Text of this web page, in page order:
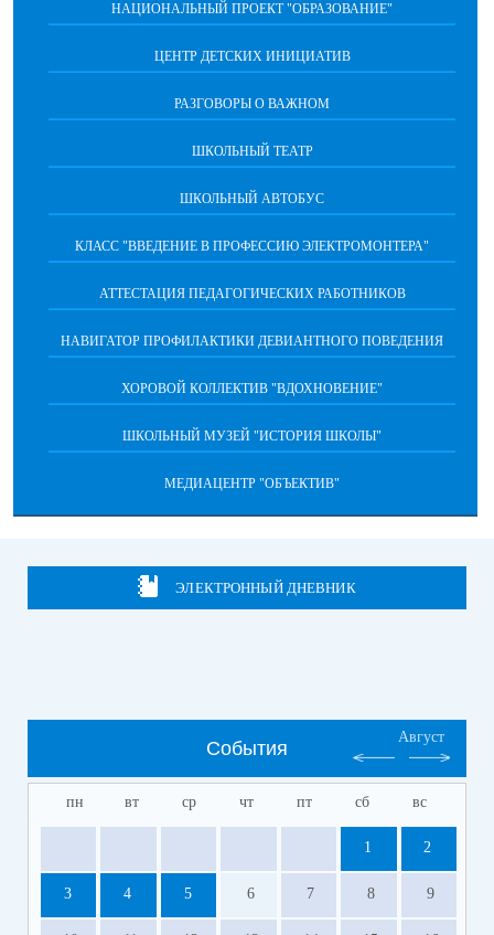
НАЦИОНАЛЬНЫЙ ПРОЕКТ "ОБРАЗОВАНИЕ"
ЦЕНТР ДЕТСКИХ ИНИЦИАТИВ
РАЗГОВОРЫ О ВАЖНОМ
ШКОЛЬНЫЙ ТЕАТР
ШКОЛЬНЫЙ АВТОБУС
КЛАСС "ВВЕДЕНИЕ В ПРОФЕССИЮ ЭЛЕКТРОМОНТЕРА"
АТТЕСТАЦИЯ ПЕДАГОГИЧЕСКИХ РАБОТНИКОВ
НАВИГАТОР ПРОФИЛАКТИКИ ДЕВИАНТНОГО ПОВЕДЕНИЯ
ХОРОВОЙ КОЛЛЕКТИВ "ВДОХНОВЕНИЕ"
ШКОЛЬНЫЙ МУЗЕЙ "ИСТОРИЯ ШКОЛЫ"
МЕДИАЦЕНТР "ОБЪЕКТИВ"
ЭЛЕКТРОННЫЙ ДНЕВНИК
События
Август
пн вт ср чт пт сб вс
1 2
3 4 5 6 7 8 9